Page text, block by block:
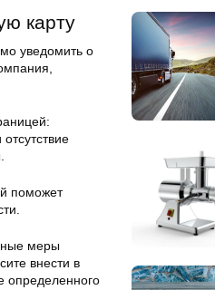
карту
уведомить о
поможет
меры
внести в
определенного